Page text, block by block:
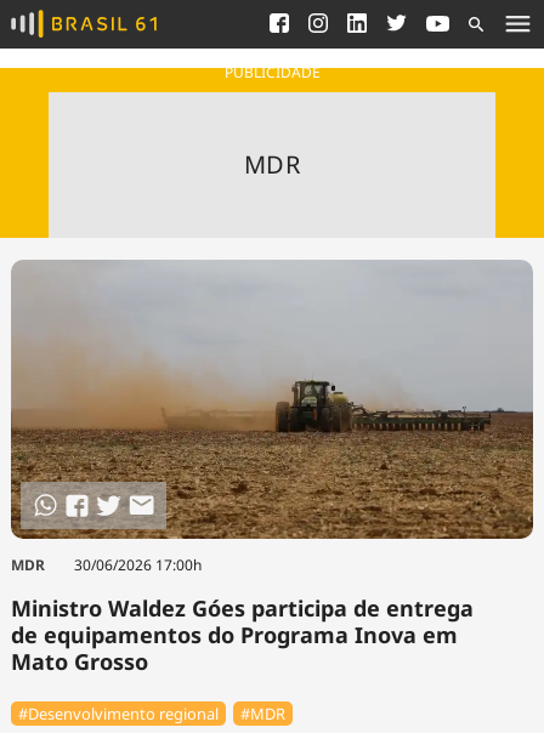
Ver todas as notícias
Podcasts
Congresso Nacional e
nossos líderes.
Saneamento
Indicadores
Blog
Agronegócios
Brasil
Brasil Mineral
Ciência &
Tecnologia
Cinema
Comportamento
Cultura
Economia
Educação
Infraestrutura
Meio Ambiente
Podcast
Política
Saúde
PUBLICIDADE
MDR
MDR 30/06/2026 17:00h
Ministro Waldez Góes participa de entrega
de equipamentos do Programa Inova em
Mato Grosso
#Desenvolvimento regional #MDR